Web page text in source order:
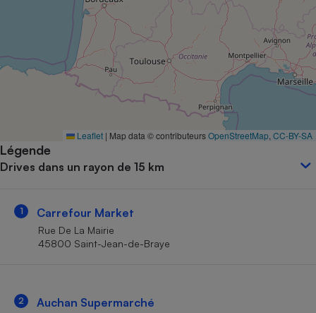
Leaflet | Map data © contributeursOpenStreetMap CC-BY-SA
Légende
Drives dans un rayon de 15 km
1 Carrefour Market
Rue De La Mairie
45800 Saint-Jean-de-Braye
2 Auchan Supermarché
Complément
alimentaire
Assurance emprunteur
Banque
Petit électroménager -
Matelas
Mutuelle